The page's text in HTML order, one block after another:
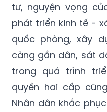
tư, nguyện vọng
phát triển kinh tế -
quốc phòng, xây
càng gần dân, sát
trong quá trình
quyền hai cấp
Nhân dân khắc